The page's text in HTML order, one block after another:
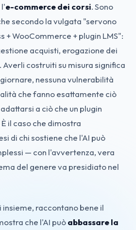
l'e-commerce dei corsi. Sono
secondo la vulgata "servono
+ WooCommerce + plugin LMS":
acquisti, erogazione dei
costruiti su misura significa
nessuna vulnerabilità
che fanno esattamente ciò
a ciò che un plugin
il caso che dimostra
di chi sostiene che l'AI può
— con l'avvertenza, vera
del genere va presidiato nel
insieme, raccontano bene il
che l'AI puòabbassare la